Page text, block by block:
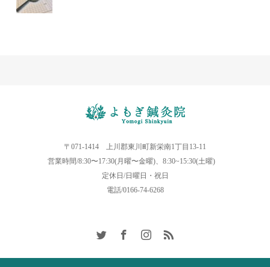
〒071-1414 上川郡東川町新栄南1丁目13-11
営業時間/8:30〜17:30(月曜〜金曜)、8:30~15:30(土曜)
定休日/日曜日・祝日
電話/0166-74-6268